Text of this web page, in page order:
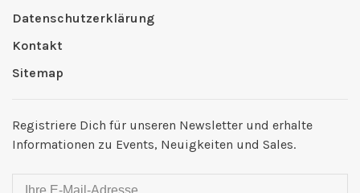
Datenschutzerklärung
Kontakt
Sitemap
Registriere Dich für unseren Newsletter und erhalte
Informationen zu Events, Neuigkeiten und Sales.